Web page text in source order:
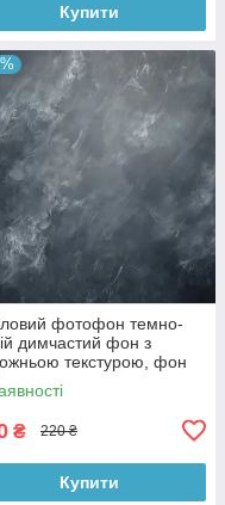
Купити
фотофон темно-
димчастий фон з
текстурою, фон
фото 60x60 см,
₴ 220 ₴
Купити